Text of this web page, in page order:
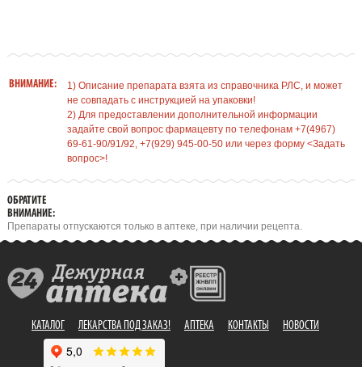
ВНИМАНИЕ:
1) Описание препарата взята из справочника РЛС, и может
не совпадать с инструкцией на упаковки!
2) Для предоставлении дополнительной информации
задайте свой вопрос фармацевту по телефонам +7(4967)
69-61-90/91/92, +7(929) 945-00-50 или через форму <Задать
вопрос>!
ОБРАТИТЕ
ВНИМАНИЕ:
Препараты отпускаются только в аптеке, при наличии рецепта.
КАТАЛОГ ЛЕКАРСТВА ПОД ЗАКАЗ! АПТЕКА КОНТАКТЫ НОВОСТИ